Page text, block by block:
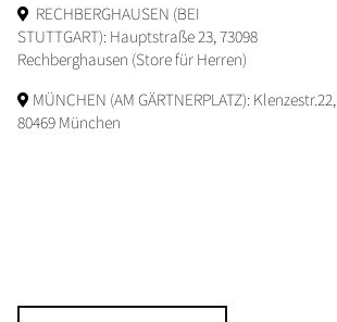
RECHBERGHAUSEN (BEI
STUTTGART): Hauptstraße 23, 73098
Rechberghausen (Store für Herren)
MÜNCHEN (AM GÄRTNERPLATZ): Klenzestr.22,
80469 München